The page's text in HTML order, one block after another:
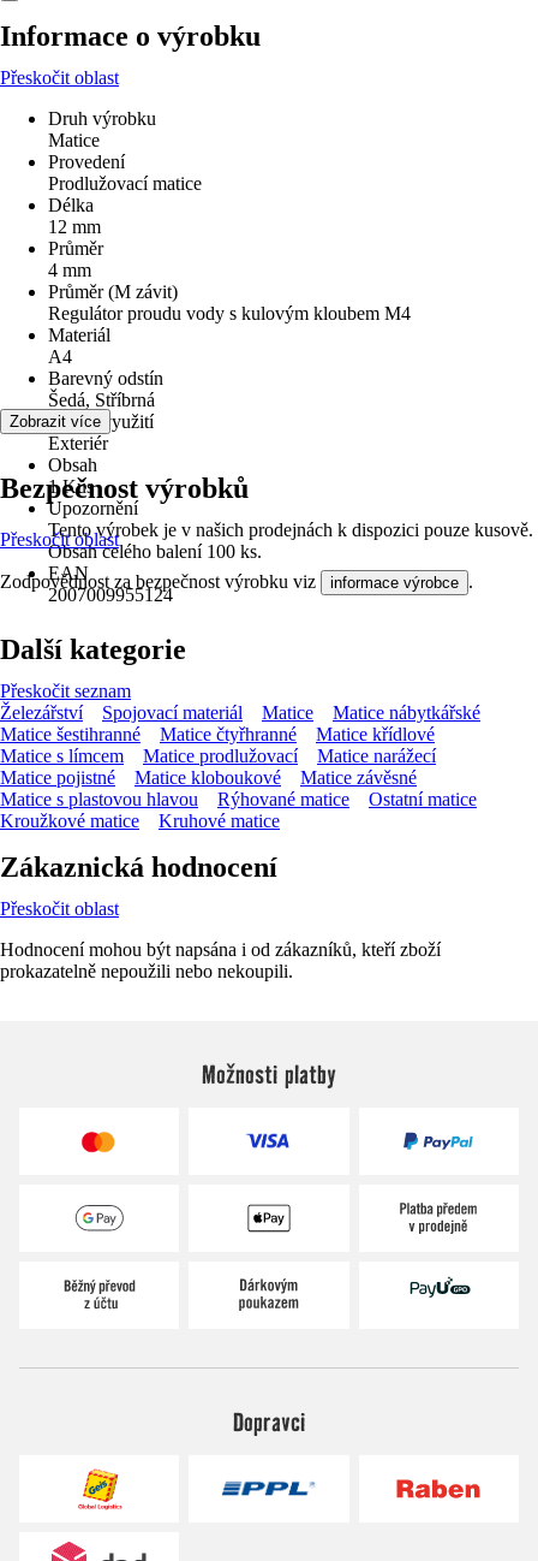
Informace o výrobku
Přeskočit oblast
Druh výrobku
Matice
Provedení
Prodlužovací matice
Délka
12 mm
Průměr
4 mm
Průměr (M závit)
Regulátor proudu vody s kulovým kloubem M4
Materiál
A4
Barevný odstín
Šedá, Stříbrná
Oblast využití
Exteriér
Obsah
1 Kus
Upozornění
Tento výrobek je v našich prodejnách k dispozici pouze kusově.
Obsah celého balení 100 ks.
EAN
2007009955124
Zobrazit více
Bezpečnost výrobků
Přeskočit oblast
Zodpovědnost za bezpečnost výrobku viz informace výrobce .
Další kategorie
Přeskočit seznam
Železářství
Spojovací materiál Matice
Matice nábytkářské
Matice šestihranné
Matice čtyřhranné
Matice křídlové
Matice s límcem
Matice prodlužovací
Matice narážecí
Matice pojistné
Matice kloboukové
Matice závěsné
Matice s plastovou hlavou
Rýhované matice
Ostatní matice
Kroužkové matice
Kruhové matice
Zákaznická hodnocení
Přeskočit oblast
Hodnocení mohou být napsána i od zákazníků, kteří zboží
prokazatelně nepoužili nebo nekoupili.
Možnosti platby
Dopravci